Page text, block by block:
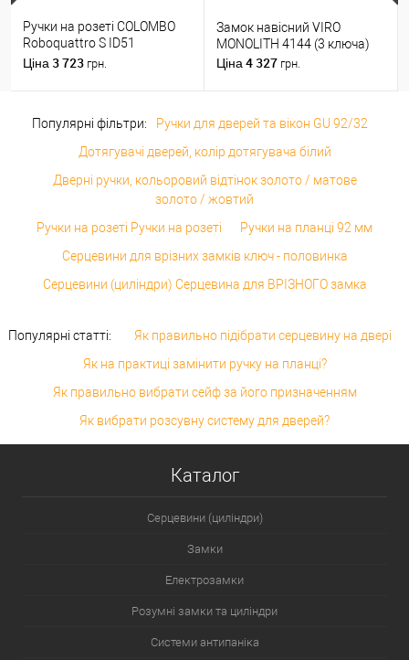
Ручки на розеті COLOMBO
Roboquattro S ID51
(PT19BZG-PT13) матовий
Ціна 3 723 грн.
Замок навісний VIRO
MONOLITH 4144 (3 ключа)
Ціна 4 327 грн.
Популярні фільтри:
Ручки для дверей та вікон GU 92/32
Дотягувачі дверей, колір дотягувача білий
Дверні ручки, кольоровий відтінок золото / матове
золото / жовтий
Ручки на розеті Ручки на розеті
Ручки на планці 92 мм
Серцевини для врізних замків ключ - половинка
Серцевини (циліндри) Серцевина для ВРІЗНОГО замка
Популярні статті:
Як правильно підібрати серцевину на двері
Як на практиці замінити ручку на планці?
Як правильно вибрати сейф за його призначенням
Як вибрати розсувну систему для дверей?
Каталог
Серцевини (циліндри)
Замки
Електрозамки
Розумні замки та циліндри
Системи антипаніка